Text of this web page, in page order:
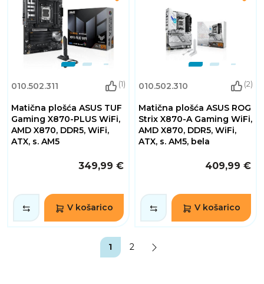
010.502.311 (1)
Matična plošća ASUS TUF
Gaming X870-PLUS WiFi,
AMD X870, DDR5, WiFi,
ATX, s. AM5
349,99 €
V košarico
010.502.310 (2)
Matična plošća ASUS ROG
Strix X870-A Gaming WiFi,
AMD X870, DDR5, WiFi,
ATX, s. AM5, bela
409,99 €
V košarico
1 2